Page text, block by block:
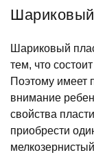
Шариковый
Шариковый
тем, что
Поэтому имеет
внимание
свойства
приобрести